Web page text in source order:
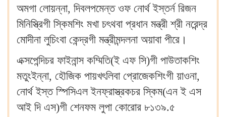
অমগা লোয়ন্না, দিবলপমেন্ত ওফ নোর্থ ইস্তর্ন রিজন
মিনিস্ত্রিগী স্কিমশিং মখা চৎথবা প্রধান মন্ত্রী শ্রী নরেন্দ্র
মোদীনা লুচিংবা কেন্দ্রগী মন্ত্রীমন্দলনা অয়াবা পীরে।
এক্সপেন্দিচর ফাইনান্স কম্মিতি(ই এফ সি)গী পাউতাকশিং
মতুংইন্না, হৌজিক পায়খৎলিবা প্রোজেকশিংগী য়াওনা,
নোর্থ ইস্ত স্পিসিএল ইনফ্রাস্ত্রকচর স্কিম(এন ই এস
আই দি এস)গী শেনফম লুপা কোরোর ৮১৩৯.৫